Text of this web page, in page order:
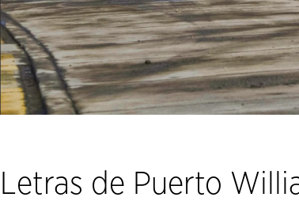
Letras de Puerto